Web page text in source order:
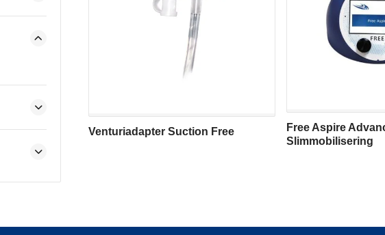
Venturiadapter Suction Free
Free Aspire
Slimmobilisering